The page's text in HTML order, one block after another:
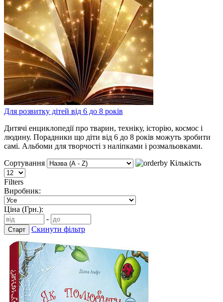
Для розвитку дітей від 6 до 8 років
Дитячі енциклопедії про тварин, техніку, історію, космос і
людину. Порадники що діти від 6 до 8 років можуть зробити
самі. Альбоми для творчості з наліпками і розмальовками.
Сортування
Кількість
Filters
Виробник:
Ціна (Грн.):
-
Скинути фільтр